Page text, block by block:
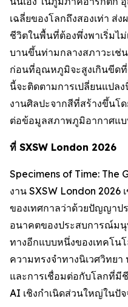
เฉลี่ยของโลกถึงสองเท่า ส่
ชีวิตในพื้นที่ต้องพึ่งพาเริ่มไ
บานขึ้นท่ามกลางสภาวะเช่
ก่อนที่อุณหภูมิจะสูงเกินขีดที่
นี้จะติดตามการเปลี่ยนแปล
งานศิลปะจากสีที่สร้างขึ้นโ
ต่อข้อมูลสภาพภูมิอากาศแบ
ที่ SXSW London 2026
Specimens of Time: The
งาน SXSW London 2026
ของเทศกาลว่าด้วยปัญญาป
อนาคตของประสบการณ์ม
ทางอีกแบบหนึ่งของเทคโน
ความทรงจำทางนิเวศวิทย
และการเชื่อมต่อกับโลกที่มี
AI เชิงกำเนิดส่วนใหญ่ในปั